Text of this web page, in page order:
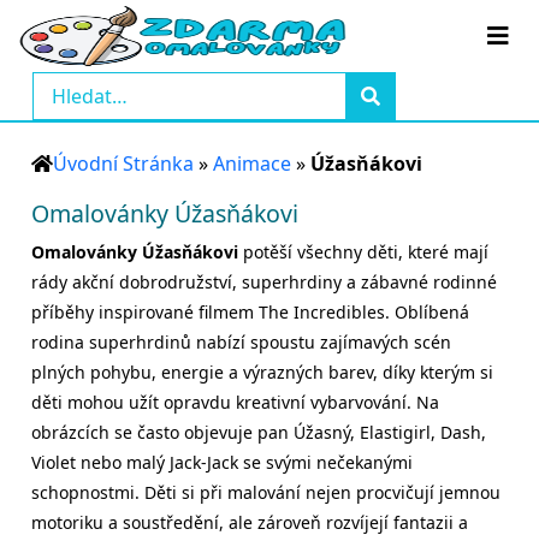
Úvodní Stránka »Animace» Úžasňákovi
Omalovánky Úžasňákovi
Omalovánky Úžasňákovi potěší všechny děti, které mají
rády akční dobrodružství, superhrdiny a zábavné rodinné
příběhy inspirované filmem The Incredibles. Oblíbená
rodina superhrdinů nabízí spoustu zajímavých scén
plných pohybu, energie a výrazných barev, díky kterým si
děti mohou užít opravdu kreativní vybarvování. Na
obrázcích se často objevuje pan Úžasný, Elastigirl, Dash,
Violet nebo malý Jack-Jack se svými nečekanými
schopnostmi. Děti si při malování nejen procvičují jemnou
motoriku a soustředění, ale zároveň rozvíjejí fantazii a